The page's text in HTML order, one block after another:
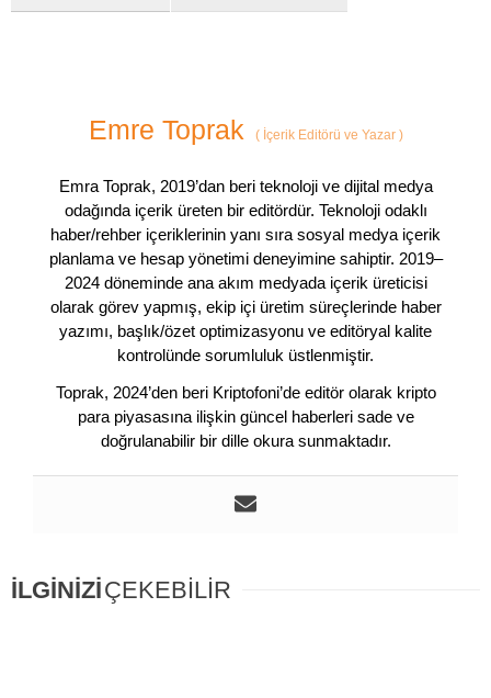
Emre Toprak (İçerik Editörü ve Yazar )
Emra Toprak, 2019’dan beri teknoloji ve dijital medya
odağında içerik üreten bir editördür. Teknoloji odaklı
haber/rehber içeriklerinin yanı sıra sosyal medya içerik
planlama ve hesap yönetimi deneyimine sahiptir. 2019–
2024 döneminde ana akım medyada içerik üreticisi
olarak görev yapmış, ekip içi üretim süreçlerinde haber
yazımı, başlık/özet optimizasyonu ve editöryal kalite
kontrolünde sorumluluk üstlenmiştir.
Toprak, 2024’den beri Kriptofoni’de editör olarak kripto
para piyasasına ilişkin güncel haberleri sade ve
doğrulanabilir bir dille okura sunmaktadır.
İLGİNİZİÇEKEBİLİR